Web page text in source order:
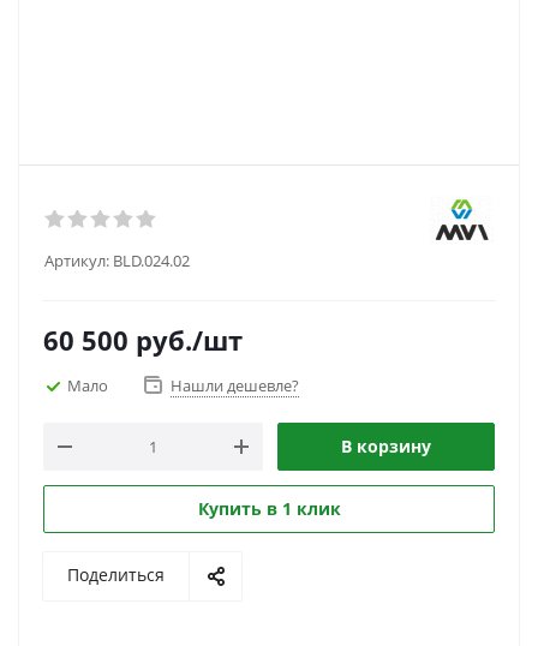
Артикул: BLD.024.02
60 500 руб./шт
Мало Нашли дешевле?
В корзину
Купить в 1 клик
Поделиться